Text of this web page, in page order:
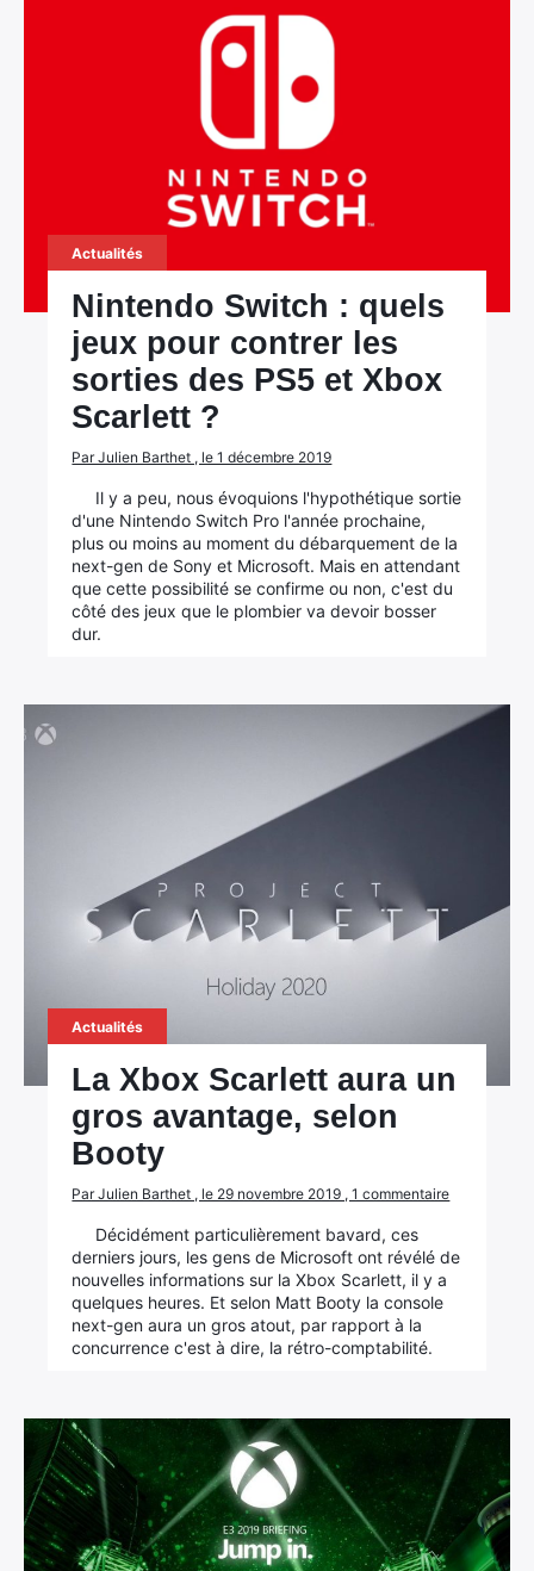
Actualités
Nintendo Switch : quels
jeux pour contrer les
sorties des PS5 et Xbox
Scarlett ?
Par Julien Barthet , le 1 décembre 2019
Il y a peu, nous évoquions l'hypothétique sortie
d'une Nintendo Switch Pro l'année prochaine,
plus ou moins au moment du débarquement de la
next-gen de Sony et Microsoft. Mais en attendant
que cette possibilité se confirme ou non, c'est du
côté des jeux que le plombier va devoir bosser
dur.
Actualités
La Xbox Scarlett aura un
gros avantage, selon
Booty
Par Julien Barthet , le 29 novembre 2019 , 1 commentaire
Décidément particulièrement bavard, ces
derniers jours, les gens de Microsoft ont révélé de
nouvelles informations sur la Xbox Scarlett, il y a
quelques heures. Et selon Matt Booty la console
next-gen aura un gros atout, par rapport à la
concurrence c'est à dire, la rétro-comptabilité.